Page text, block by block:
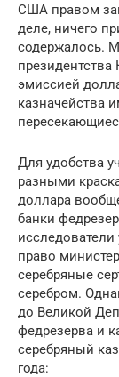
США правом
деле, ничего
содержалось.
эмиссией
казначейства
Для удобства
разными
доллара
банки
право
серебряные
серебром.
до Великой
федрезерва и
серебряный
года: